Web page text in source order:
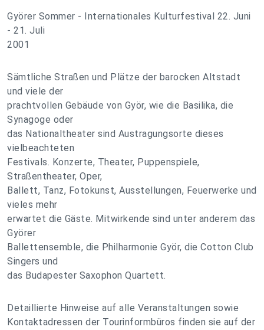
Györer Sommer - Internationales Kulturfestival 22. Juni
- 21. Juli
2001
Sämtliche Straßen und Plätze der barocken Altstadt
und viele der
prachtvollen Gebäude von Györ, wie die Basilika, die
Synagoge oder
das Nationaltheater sind Austragungsorte dieses
vielbeachteten
Festivals. Konzerte, Theater, Puppenspiele,
Straßentheater, Oper,
Ballett, Tanz, Fotokunst, Ausstellungen, Feuerwerke und
vieles mehr
erwartet die Gäste. Mitwirkende sind unter anderem das
Györer
Ballettensemble, die Philharmonie Györ, die Cotton Club
Singers und
das Budapester Saxophon Quartett.
Detaillierte Hinweise auf alle Veranstaltungen sowie
Kontaktadressen der Tourinformbüros finden sie auf der